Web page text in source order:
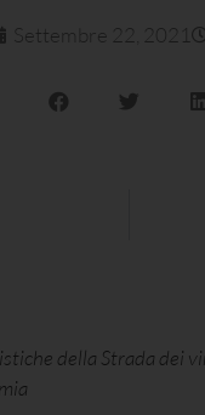
Settembre 22, 2021
della Strada dei